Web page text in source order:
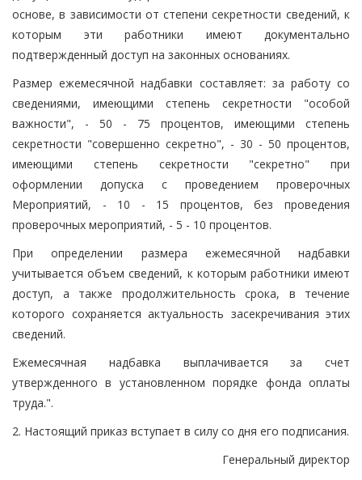
основе, в зависимости от степени секретности сведений, к
которым эти работники имеют документально
подтвержденный доступ на законных основаниях.
Размер ежемесячной надбавки составляет: за работу со
сведениями, имеющими степень секретности "особой
важности", - 50 - 75 процентов, имеющими степень
секретности "совершенно секретно", - 30 - 50 процентов,
имеющими степень секретности "секретно" при
оформлении допуска с проведением проверочных
Мероприятий, - 10 - 15 процентов, без проведения
проверочных мероприятий, - 5 - 10 процентов.
При определении размера ежемесячной надбавки
учитывается объем сведений, к которым работники имеют
доступ, а также продолжительность срока, в течение
которого сохраняется актуальность засекречивания этих
сведений.
Ежемесячная надбавка выплачивается за счет
утвержденного в установленном порядке фонда оплаты
труда.".
2. Настоящий приказ вступает в силу со дня его подписания.
Генеральный директор